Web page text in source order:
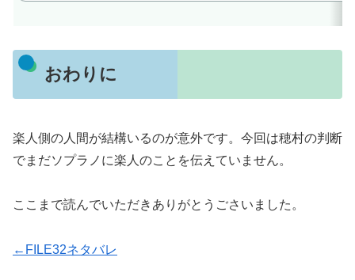
おわりに
楽人側の人間が結構いるのが意外です。今回は穂村の判断
でまだソプラノに楽人のことを伝えていません。
ここまで読んでいただきありがとうごさいました。
←FILE32ネタバレ